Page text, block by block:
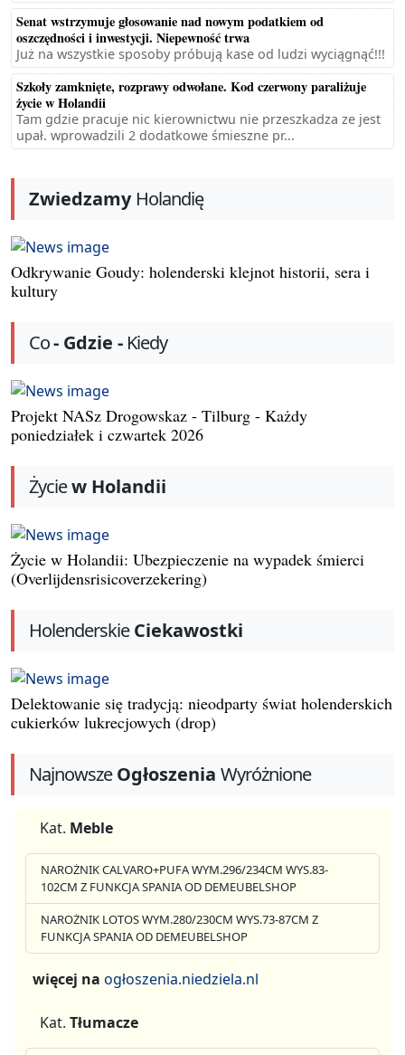
Senat wstrzymuje głosowanie nad nowym podatkiem od
oszczędności i inwestycji. Niepewność trwa
Już na wszystkie sposoby próbują kase od ludzi wyciągnąć!!!
Szkoły zamknięte, rozprawy odwołane. Kod czerwony paraliżuje
życie w Holandii
Tam gdzie pracuje nic kierownictwu nie przeszkadza ze jest
upał. wprowadzili 2 dodatkowe śmieszne pr...
Zwiedzamy Holandię
Odkrywanie Goudy: holenderski klejnot historii, sera i
kultury
Co- Gdzie - Kiedy
Projekt NASz Drogowskaz - Tilburg - Każdy
poniedziałek i czwartek 2026
Życiew Holandii
Życie w Holandii: Ubezpieczenie na wypadek śmierci
(Overlijdensrisicoverzekering)
HolenderskieCiekawostki
Delektowanie się tradycją: nieodparty świat holenderskich
cukierków lukrecjowych (drop)
NajnowszeOgłoszenia Wyróżnione
Kat. Meble
NAROŻNIK CALVARO+PUFA WYM.296/234CM WYS.83-
102CM Z FUNKCJA SPANIA OD DEMEUBELSHOP
NAROŻNIK LOTOS WYM.280/230CM WYS.73-87CM Z
FUNKCJA SPANIA OD DEMEUBELSHOP
więcej na ogłoszenia.niedziela.nl
Kat. Tłumacze